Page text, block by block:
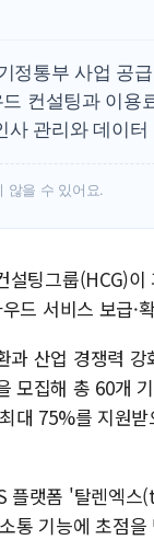
정통부 사업 공
컨설팅과 이용
사 관리와 데이
않을 수 있어요.
팅그룹(HCG)
드 서비스 보급·
산업 경쟁력
모집해 총 60개
대 75%를 지원
플랫폼 '탈렌엑
통 기능에 초점